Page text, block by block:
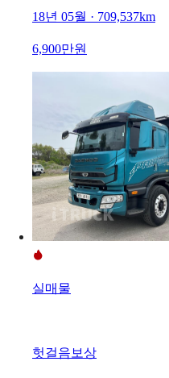
18년 05월 · 709,537km
6,900만원
실매물
헛걸음보상